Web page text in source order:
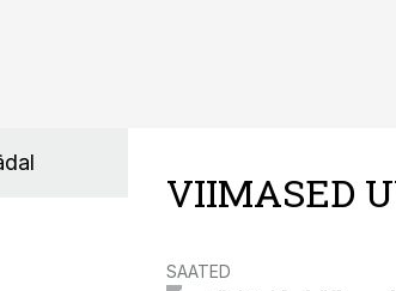
VIIMASED
SAATED